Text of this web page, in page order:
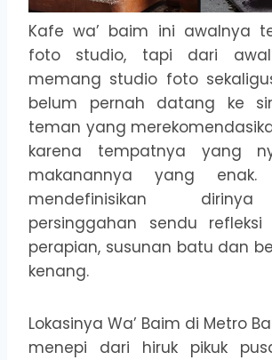
Kafe wa’ baim ini awalnya
foto studio, tapi dari awal
memang studio foto
belum pernah datang ke
teman yang
karena tempatnya yang
makanannya yang enak.
mendefinisikan
persinggahan sendu
perapian, susunan batu dan
kenang.
Lokasinya Wa’ Baim di Metro
menepi dari hiruk pikuk